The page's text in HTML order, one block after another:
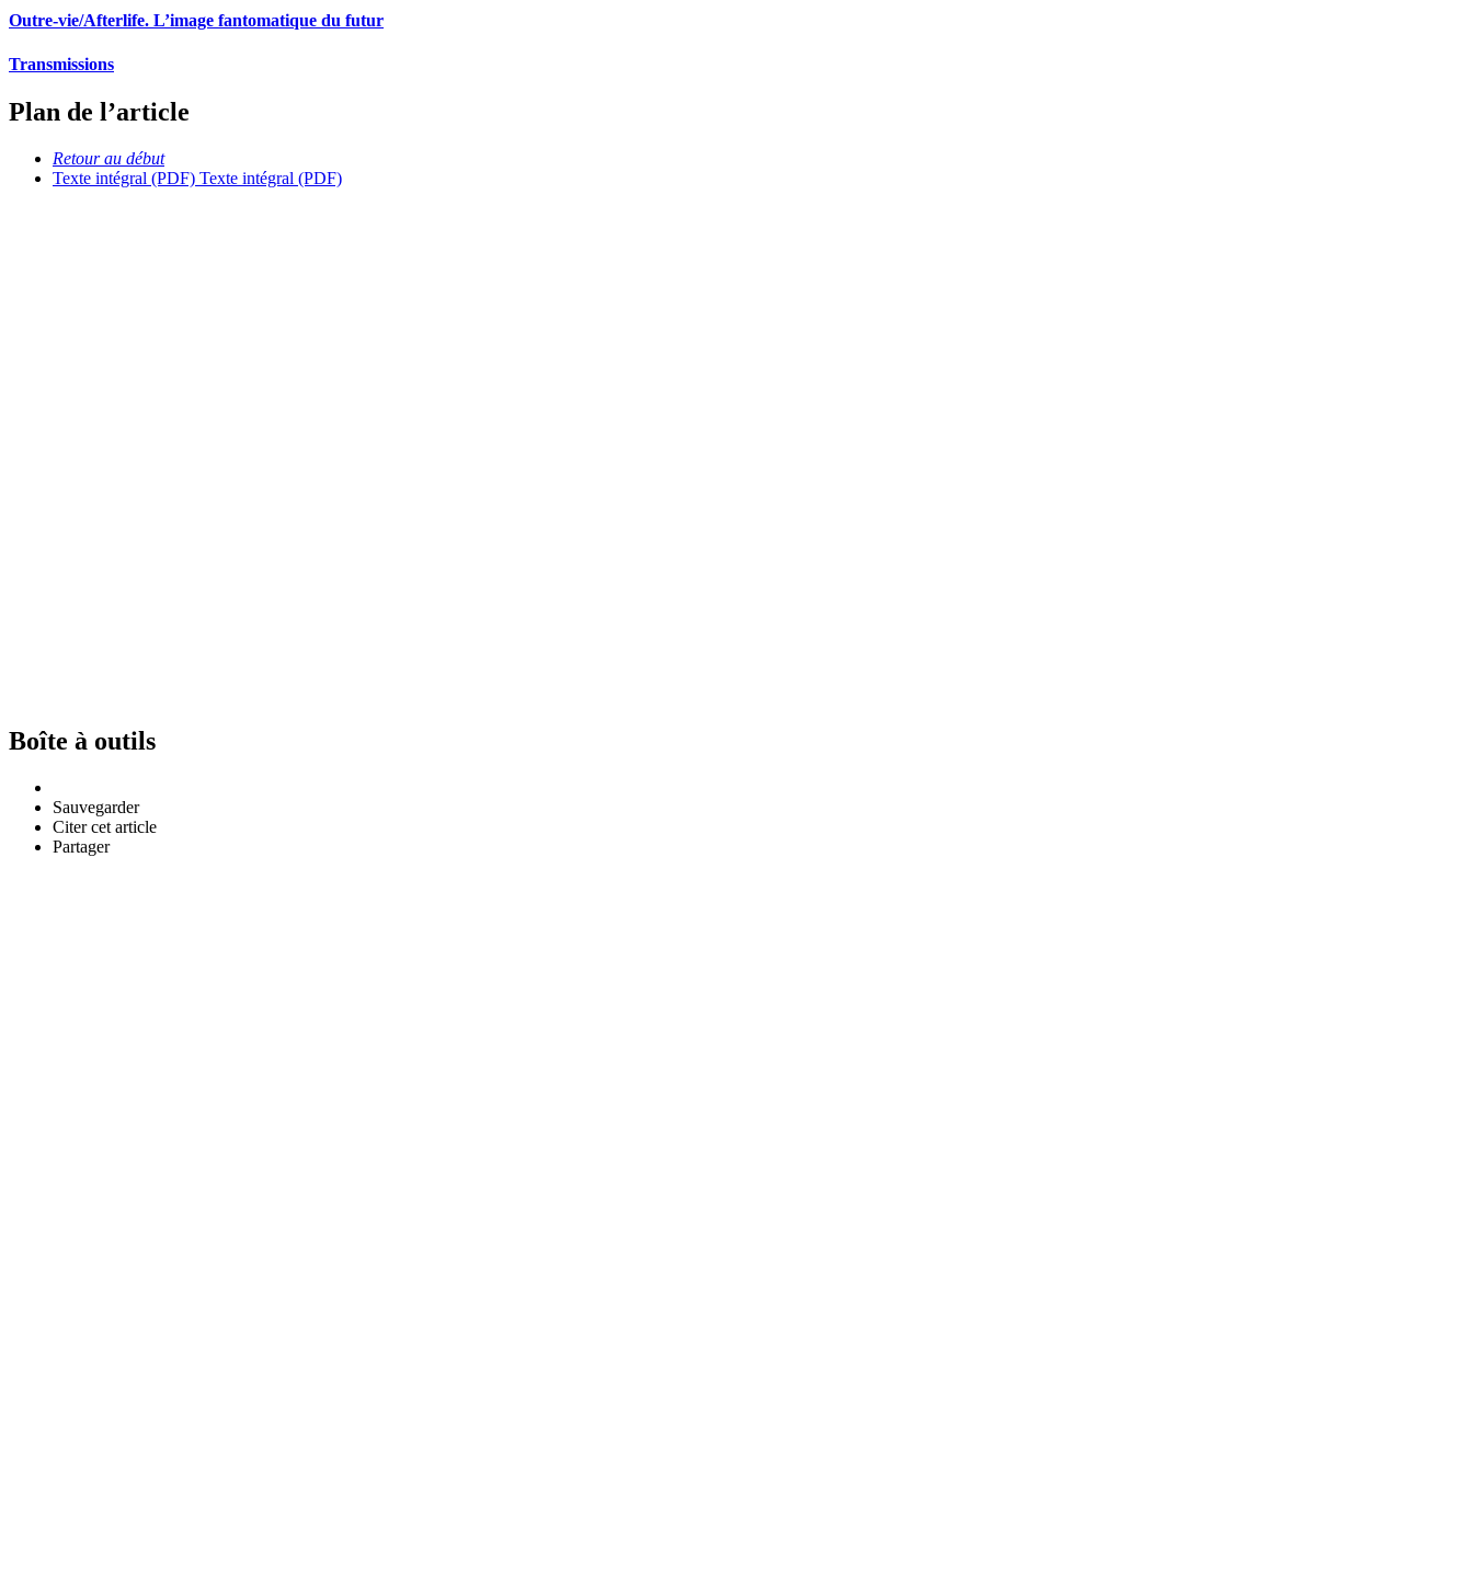
Outre-vie/Afterlife. L’image fantomatique du futur
Transmissions
Plan de l’article
Retour au début
Texte intégral (PDF) Texte intégral (PDF)
Boîte à outils
Sauvegarder
Citer cet article
Partager